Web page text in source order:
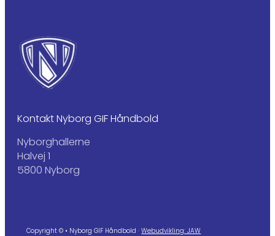
Kontakt Nyborg GIF Håndbold
Nyborghallerne
Halvej 1
5800 Nyborg
Copyright © • Nyborg GIF Håndbold ·Webudvikling: JAW